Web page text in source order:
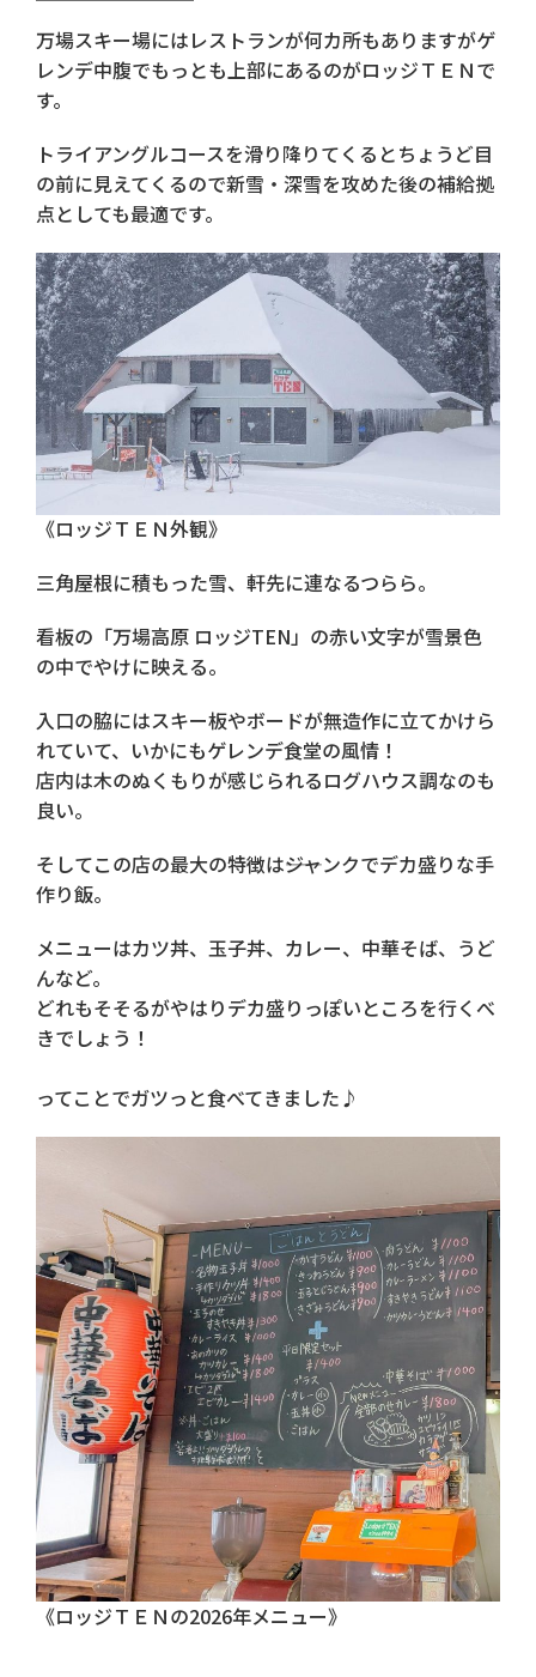
万場スキー場にはレストランが何カ所もありますがゲ
レンデ中腹でもっとも上部にあるのがロッジＴＥＮで
す。
トライアングルコースを滑り降りてくるとちょうど目
の前に見えてくるので新雪・深雪を攻めた後の補給拠
点としても最適です。
《ロッジＴＥＮ外観》
三角屋根に積もった雪、軒先に連なるつらら。
看板の「万場高原 ロッジTEN」の赤い文字が雪景色
の中でやけに映える。
入口の脇にはスキー板やボードが無造作に立てかけら
れていて、いかにもゲレンデ食堂の風情！
店内は木のぬくもりが感じられるログハウス調なのも
良い。
そしてこの店の最大の特徴は――ジャンクでデカ盛りな手
作り飯。
メニューはカツ丼、玉子丼、カレー、中華そば、うど
んなど。
どれもそそるがやはりデカ盛りっぽいところを行くべ
きでしょう！
ってことでガツっと食べてきました♪
《ロッジＴＥＮの2026年メニュー》